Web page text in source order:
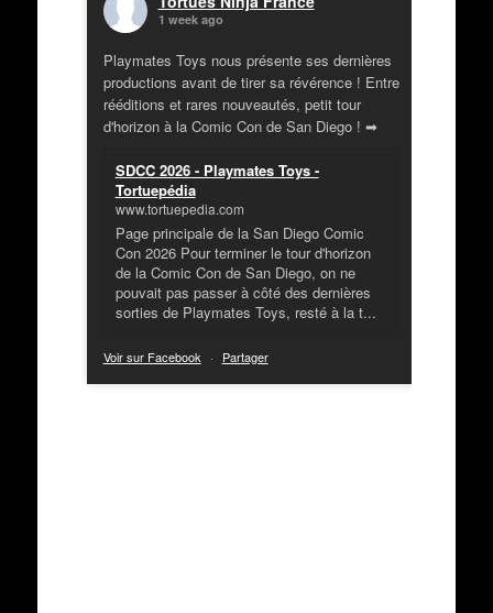
1 week ago
Playmates Toys nous présente ses dernières
productions avant de tirer sa révérence ! Entre
rééditions et rares nouveautés, petit tour
d'horizon à la Comic Con de San Diego ! ➡
SDCC 2026 - Playmates Toys -
Tortuepédia
www.tortuepedia.com
Page principale de la San Diego Comic
Con 2026 Pour terminer le tour d'horizon
de la Comic Con de San Diego, on ne
pouvait pas passer à côté des dernières
sorties de Playmates Toys, resté à la t...
Voir sur Facebook · Partager